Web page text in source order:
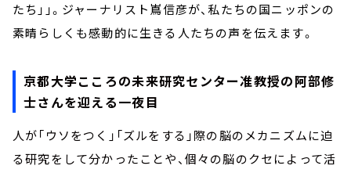
たち」」。ジャーナリスト嶌信彦が、私たちの国ニッポンの
素晴らしくも感動的に生きる人たちの声を伝えます。
京都大学こころの未来研究センター准教授の阿部修
士さんを迎える一夜目
人が「ウソをつく」「ズルをする」際の脳のメカニズムに迫
る研究をして分かったことや、個々の脳のクセによって活